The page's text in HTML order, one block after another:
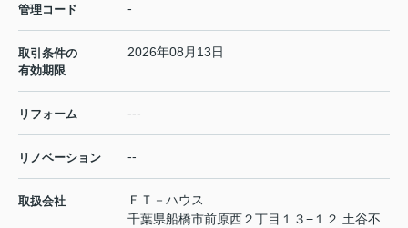
管理コード -
取引条件の
有効期限
2026年08月13日
リフォーム ---
リノベーション --
取扱会社
ＦＴ－ハウス
千葉県船橋市前原西２丁目１３−１２ 土谷不